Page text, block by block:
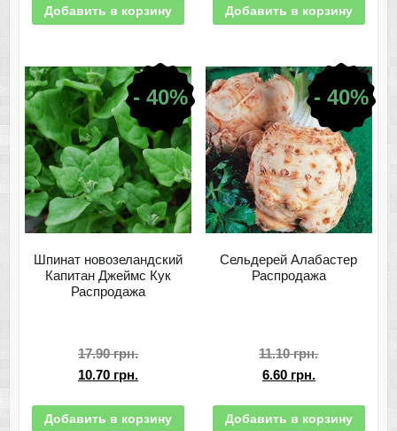
Добавить в корзину Добавить в корзину
- 40%
Шпинат новозеландский
Капитан Джеймс Кук
Распродажа
17.90грн.
10.70 грн.
Добавить в корзину
- 40%
Сельдерей Алабастер
Распродажа
11.10грн.
6.60 грн.
Добавить в корзину